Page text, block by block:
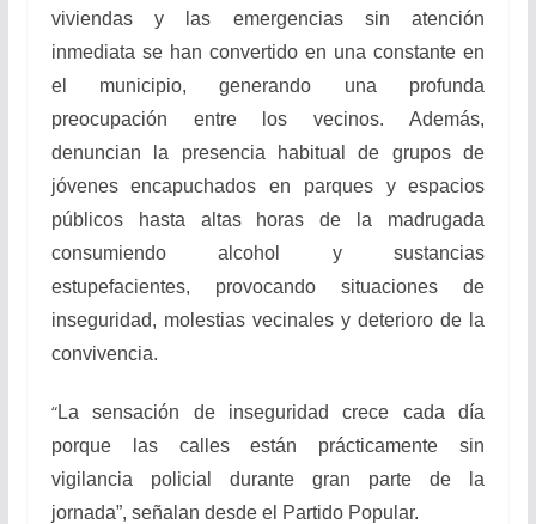
viviendas y las emergencias sin atención
inmediata se han convertido en una constante en
el municipio, generando una profunda
preocupación entre los vecinos. Además,
denuncian la presencia habitual de grupos de
jóvenes encapuchados en parques y espacios
públicos hasta altas horas de la madrugada
consumiendo alcohol y sustancias
estupefacientes, provocando situaciones de
inseguridad, molestias vecinales y deterioro de la
convivencia.
“La sensación de inseguridad crece cada día
porque las calles están prácticamente sin
vigilancia policial durante gran parte de la
jornada”, señalan desde el Partido Popular.